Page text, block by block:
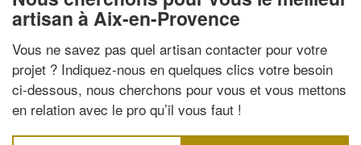
artisan à Aix-en-Provence
Vous ne savez pas quel artisan contacter pour votre
projet ? Indiquez-nous en quelques clics votre besoin
ci-dessous, nous cherchons pour vous et vous mettons
en relation avec le pro qu’il vous faut !